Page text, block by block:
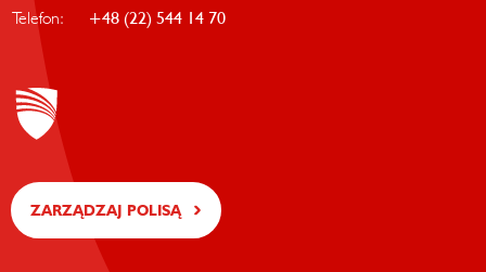
Telefon: +48 (22) 544 14 70
ZARZĄDZAJ POLISĄ